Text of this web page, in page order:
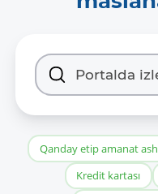
Maǵlıwmatlardı
Maǵlıwmatlarǵa
Aldınǵı basılım
gipermúrájáát
Qanday etip amanat
Kredit kartası